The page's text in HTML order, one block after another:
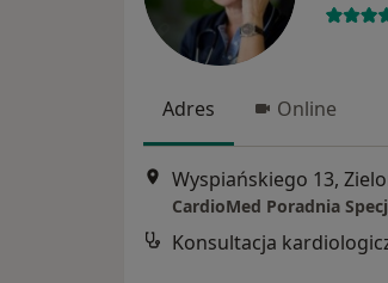
Adres Online
Wyspiańskiego 13,
CardioMed Poradnia
Konsultacja